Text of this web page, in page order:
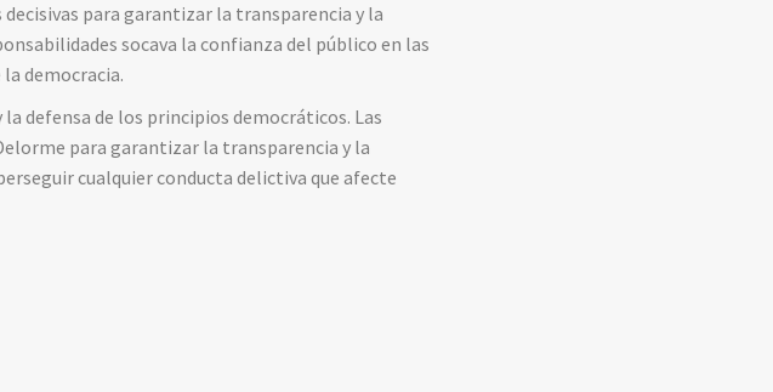
para garantizar la transparencia y la
socava la confianza del público en las
democracia.
defensa de los principios democráticos. Las
para garantizar la transparencia y la
cualquier conducta delictiva que afecte